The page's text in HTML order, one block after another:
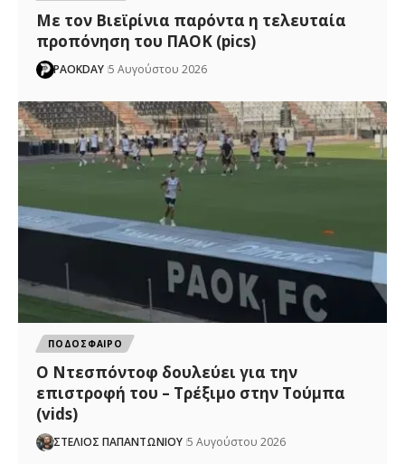
Με τον Βιεϊρίνια παρόντα η τελευταία
προπόνηση του ΠΑΟΚ (pics)
PAOKDAY 5 Αυγούστου 2026
ΠΟΔΟΣΦΑΙΡΟ
Ο Ντεσπόντοφ δουλεύει για την
επιστροφή του – Τρέξιμο στην Τούμπα
(vids)
ΣΤΕΛΙΟΣ ΠΑΠΑΝΤΩΝΙΟΥ 5 Αυγούστου 2026